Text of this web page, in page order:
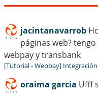
jacintanavarrob
páginas web?
webpay y transbank
[Tutorial - Wepbay]
oraima garcia Ufff